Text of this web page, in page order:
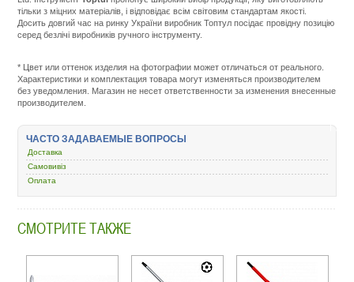
тільки з міцних матеріалів, і відповідає всім світовим стандартам якості.
Досить довгий час на ринку України виробник Топтул посідає провідну позицію
серед безлічі виробників ручного інструменту.
instrument/5879-
otvertki/437228-
toptul-
* Цвет или оттенок изделия на фотографии может отличаться от реального.
Характеристики и комплектация товара могут изменяться производителем
без уведомления. Магазин не несет ответственности за изменения внесенные
производителем.
ЧАСТО ЗАДАВАЕМЫЕ ВОПРОСЫ
Доставка
Самовивіз
Оплата
СМОТРИТЕ ТАКЖЕ